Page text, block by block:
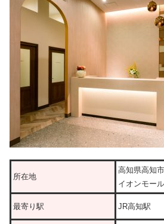
所在地
高知県高知
イオンモー
最寄り駅 JR高知駅